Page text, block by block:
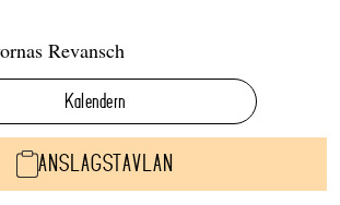
Revansch
Kalendern
ANSLAGSTAVLAN